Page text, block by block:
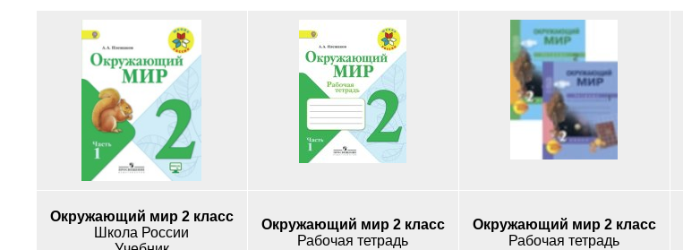
Окружающий мир 2 класс
Школа России
Окружающий мир 2 класс
Рабочая тетрадь
Окружающий мир 2 класс
Рабочая тетрадь